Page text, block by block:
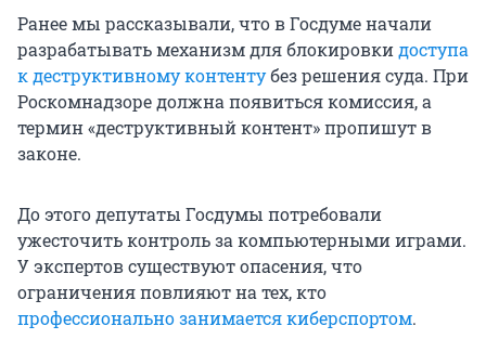
Ранее мы рассказывали, что в Госдуме начали
разрабатывать механизм для блокировкидоступа
к деструктивному контентубез решения суда. При
Роскомнадзоре должна появиться комиссия, а
термин «деструктивный контент» пропишут в
законе.
До этого депутаты Госдумы потребовали
ужесточить контроль за компьютерными играми.
У экспертов существуют опасения, что
ограничения повлияют на тех, кто
профессионально занимается киберспортом.